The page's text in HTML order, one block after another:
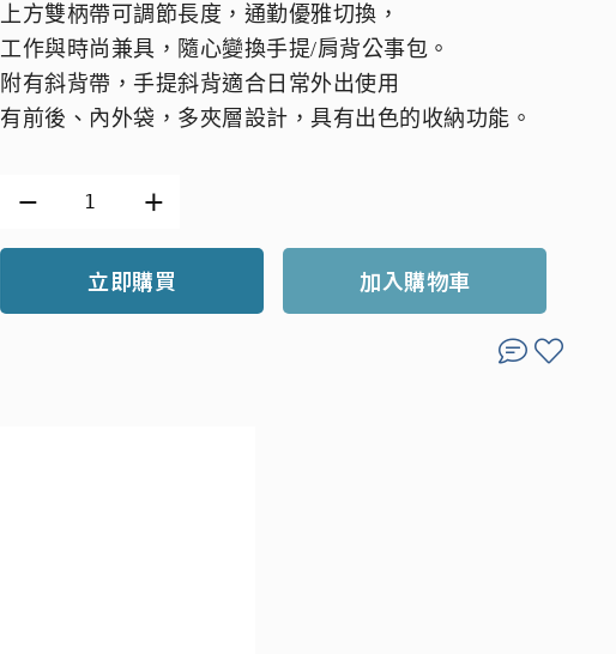
上方雙柄帶可調節長度，通勤優雅切換，
工作與時尚兼具，隨心變換手提/肩背公事包。
附有斜背帶，手提斜背適合日常外出使用
有前後、內外袋，多夾層設計，具有出色的收納功能。
立即購買 加入購物車